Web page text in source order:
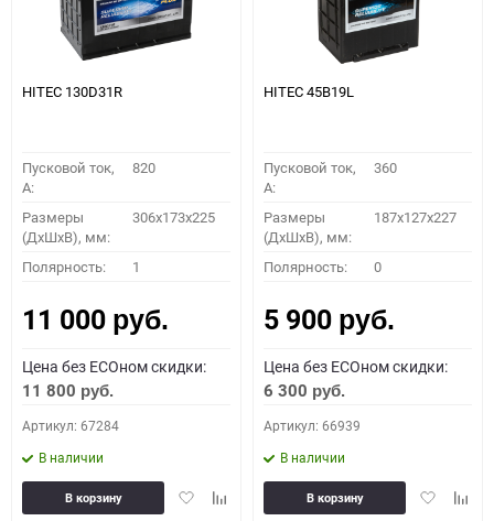
HITEC 130D31R
Пусковой ток,
A:
820
Размеры
(ДхШхВ), мм:
306x173x225
Полярность: 1
11 000 руб.
Цена без ECOном скидки:
11 800 руб.
Артикул: 67284
В наличии
ДобавитьДобавить
В корзину
HITEC 45B19L
Пусковой ток,
A:
360
Размеры
(ДхШхВ), мм:
187x127x227
Полярность: 0
5 900 руб.
Цена без ECOном скидки:
6 300 руб.
Артикул: 66939
В наличии
Добавить
В корзину